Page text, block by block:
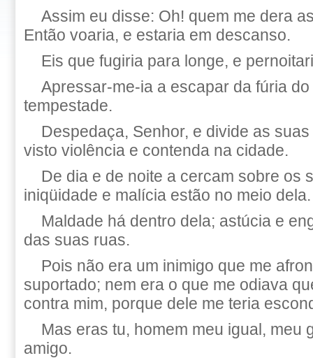
Assim eu disse: Oh! quem me dera
Então voaria, e estaria em descanso.
Eis que fugiria para longe, e
Apressar-me-ia a escapar da fúria
tempestade.
Despedaça, Senhor, e divide as
visto violência e contenda na cidade.
De dia e de noite a cercam sobre os
iniqüidade e malícia estão no meio dela.
Maldade há dentro dela; astúcia e
das suas ruas.
Pois não era um inimigo que me
suportado; nem era o que me odiava
contra mim, porque dele me teria
Mas eras tu, homem meu igual, meu
amigo.